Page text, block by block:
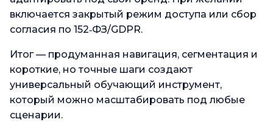
включается закрытый режим доступа или сбор
согласия по 152‑ФЗ/GDPR.
Итог — продуманная навигация, сегментация и
короткие, но точные шаги создают
универсальный обучающий инструмент,
который можно масштабировать под любые
сценарии.